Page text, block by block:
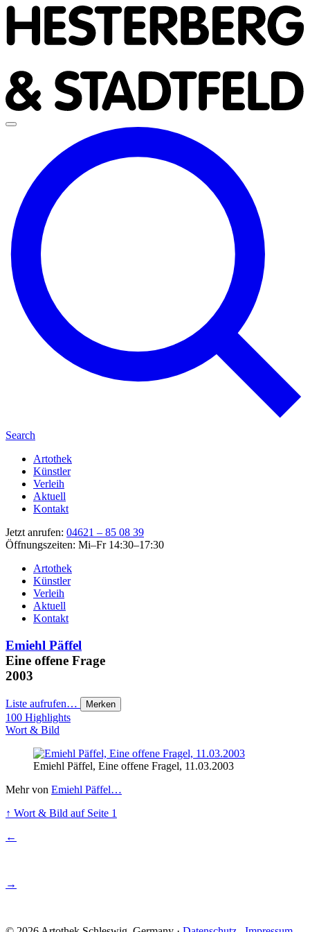
Search
Artothek
Künstler
Verleih
Aktuell
Kontakt
Jetzt anrufen: 04621 – 85 08 39
Öffnungszeiten: Mi–Fr 14:30–17:30
Artothek
Künstler
Verleih
Aktuell
Kontakt
Emiehl Päffel
Eine offene Frage
2003
Liste aufrufen… Merken
100 Highlights
Wort & Bild
Emiehl Päffel, Eine offene Fragel, 11.03.2003
Mehr von Emiehl Päffel…
↑ Wort & Bild auf Seite 1
←
→